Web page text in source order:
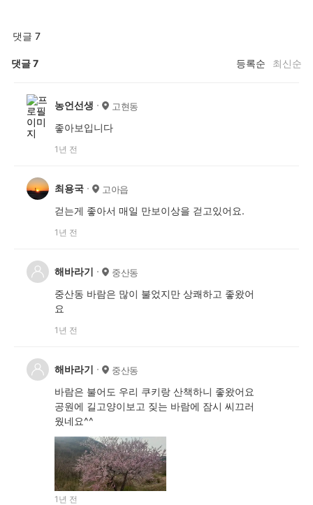
댓글 7
댓글7 등록순 최신순
농언선생 고현동
좋아보입니다
1년 전
최용국 고아읍
걷는게 좋아서 매일 만보이상을 걷고있어요.
1년 전
해바라기 중산동
중산동 바람은 많이 불었지만 상쾌하고 좋왔어
요
1년 전
해바라기 중산동
바람은 불어도 우리 쿠키랑 산책하니 좋왔어요
공원에 길고양이보고 짖는 바람에 잠시 씨끄러
웠네요^^
1년 전